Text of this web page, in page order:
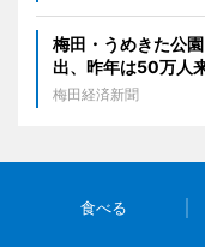
梅田・うめきた公
出、昨年は50万人
梅田経済新聞
食べる